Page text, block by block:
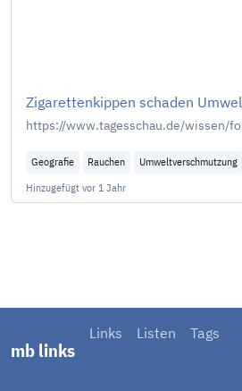
mb links
Links Listen Tags
Zigarettenkippen schaden
https://www.tagesschau.de/wissen/
Geografie Rauchen Umweltverschmutzung
Hinzugefügt vor 1 Jahr